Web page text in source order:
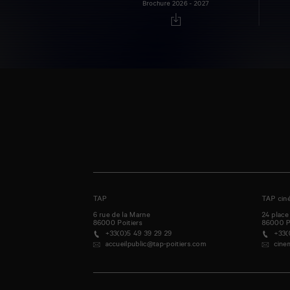
Brochure 2026 - 2027
TAP
6 rue de la Marne
86000 Poitiers
+33(0)5 49 39 29 29
accueilpublic@tap-poitiers.com
TAP
24
86000